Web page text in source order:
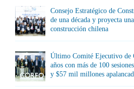
Consejo Estratégico de
de una década y proyecta
construcción chilena
Último Comité Ejecutivo de
años con más de 100
y $57 mil millones